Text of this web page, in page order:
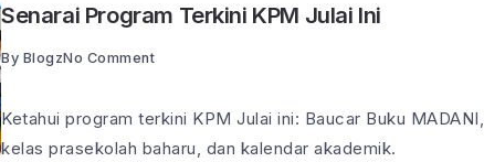
Senarai Program Terkini KPM Julai Ini
By BlogzNo Comment
Ketahui program terkini KPM Julai ini: Baucar Buku MADANI,
kelas prasekolah baharu, dan kalendar akademik.